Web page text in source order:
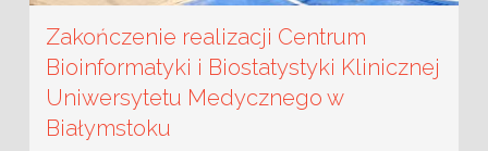
Zakończenie realizacji Centrum
Bioinformatyki i Biostatystyki Klinicznej
Uniwersytetu Medycznego w
Białymstoku